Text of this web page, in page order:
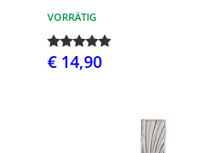
VORRÄTIG
€ 14,90